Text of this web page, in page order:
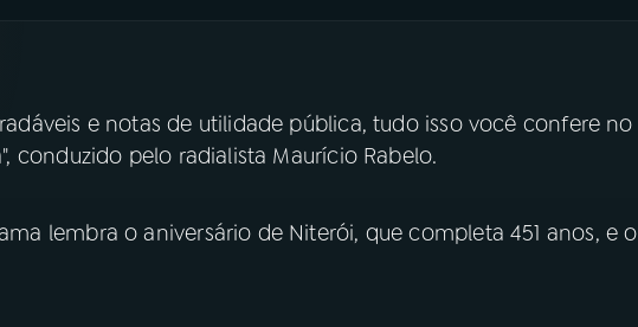
e notas de utilidade pública, tudo isso você confere no
conduzido pelo radialista Maurício Rabelo.
lembra o aniversário de Niterói, que completa 451 anos, e o